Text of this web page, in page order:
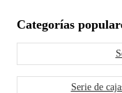
Categorías
Serie de